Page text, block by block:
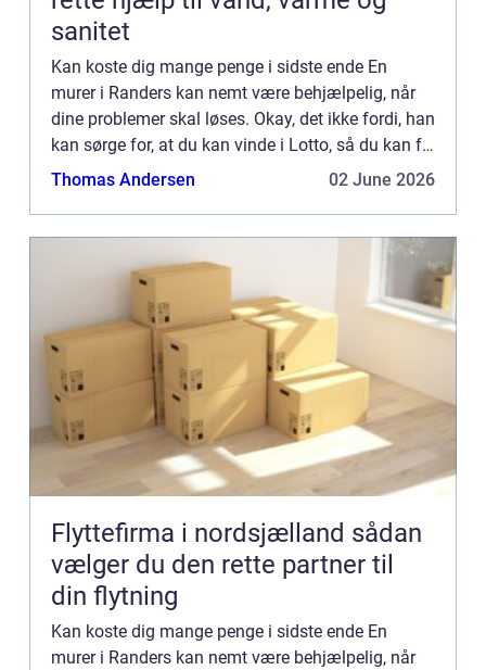
sanitet
Kan koste dig mange penge i sidste ende En
murer i Randers kan nemt være behjælpelig, når
dine problemer skal løses. Okay, det ikke fordi, han
kan sørge for, at du kan vinde i Lotto, så du kan få
dig den Louis Vuitton taske, du gerne vil have.
Thomas Andersen 02 June 2026
Flyttefirma i nordsjælland sådan
vælger du den rette partner til
din flytning
Kan koste dig mange penge i sidste ende En
murer i Randers kan nemt være behjælpelig, når